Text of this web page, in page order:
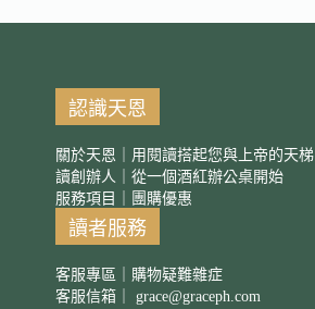
認識天恩
關於天恩｜用閱讀搭起您與上帝的天梯
讀創辦人｜從一個酒紅辦公桌開始
服務項目｜團購優惠
讀者服務
客服專區｜購物疑難雜症
客服信箱｜ grace@graceph.com